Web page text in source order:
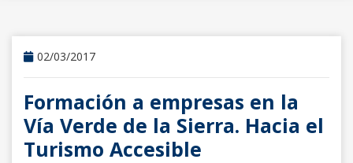
02/03/2017
Formación a empresas en la
Vía Verde de la Sierra. Hacia el
Turismo Accesible